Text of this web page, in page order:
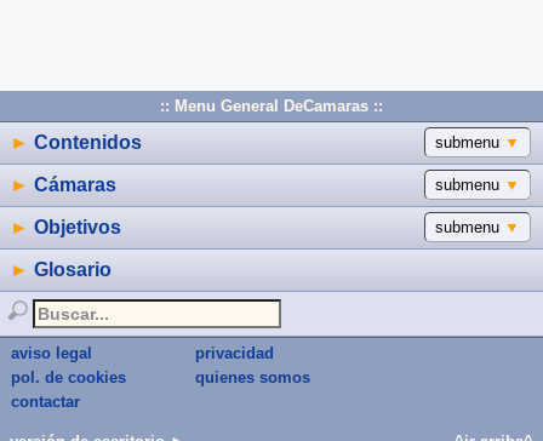
:: Menu General DeCamaras ::
submenu ▼
► Contenidos
submenu ▼
► Cámaras
submenu ▼
► Objetivos
► Glosario
aviso legal
privacidad
pol. de cookies
quienes somos
contactar